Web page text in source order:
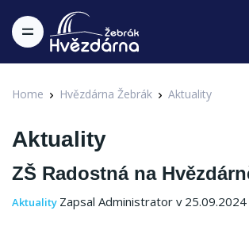
Home Hvězdárna Žebrák Aktuality
Aktuality
ZŠ Radostná na
Aktuality Zapsal Administrator v 25.09.2024